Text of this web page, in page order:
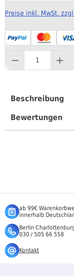
Preise inkl. MwSt.
Beschreibung
Bewertungen
ab 99€
innerhalb
Berlin
030 / 505 66 558
Kontakt